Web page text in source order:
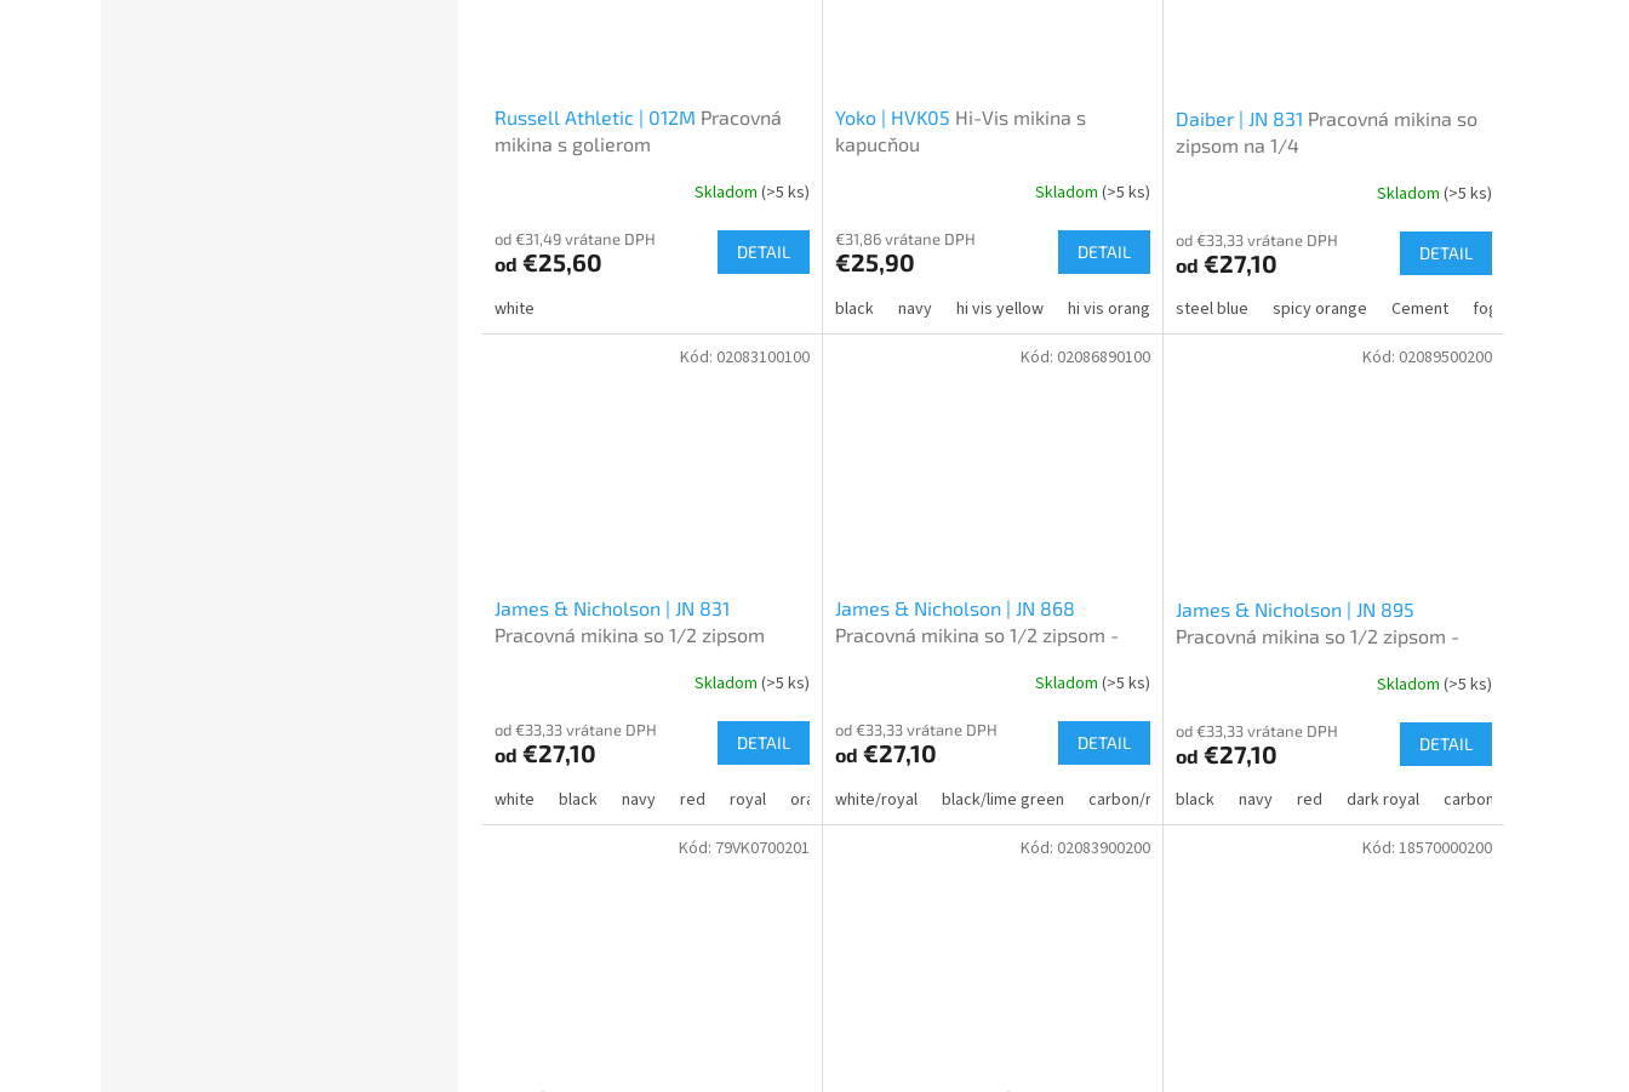
Russell Athletic | 012M Pracovná
mikina s golierom
Skladom (>5 ks)
od €31,49 vrátane DPH
od €25,60 DETAIL
white
Yoko | HVK05 Hi-Vis mikina s
kapucňou
Skladom (>5 ks)
€31,86 vrátane DPH
€25,90 DETAIL
black navy hi vis yellow hi vis orange hi vis orange/navy hi vis yellow/navy
Daiber | JN 831 Pracovná mikina so
zipsom na 1/4
Skladom (>5 ks)
od €33,33 vrátane DPH
od €27,10 DETAIL
steel blue spicy orange Cement foggy green
James & Nicholson | JN 831
Pracovná mikina so 1/2 zipsom
Skladom (>5 ks)
od €33,33 vrátane DPH
od €27,10 DETAIL
white black navy red royal orange gold yellow lime green brown turquoise dark grey stone wine aqua
Kód: 02083100100
James & Nicholson | JN 868
Pracovná mikina so 1/2 zipsom -
Skladom (>5 ks)
od €33,33 vrátane DPH
od €27,10 DETAIL
white/royal black/lime green carbon/red navy/turquoise
Kód: 02086890100
James & Nicholson | JN 895
Pracovná mikina so 1/2 zipsom -
Skladom (>5 ks)
od €33,33 vrátane DPH
od €27,10 DETAIL
black navy red dark royal carbon
Kód: 02089500200
Kód: 79VK0700201 Kód: 02083900200 Kód: 18570000200